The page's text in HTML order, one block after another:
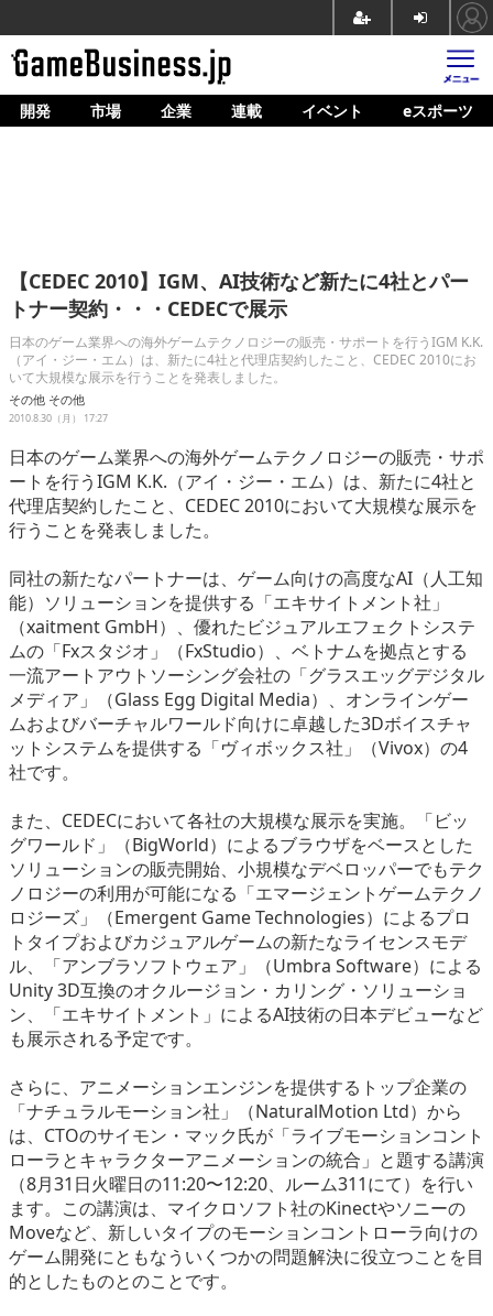
ホーム
企業動向
人材育成
産業政策
連載
イベント/セミナー
eスポーツ
開発 市場 企業 連載 イベント eスポーツ
【CEDEC 2010】IGM、AI技術など新たに4社とパー
トナー契約・・・CEDECで展示
日本のゲーム業界への海外ゲームテクノロジーの販売・サポートを行うIGM K.K.
（アイ・ジー・エム）は、新たに4社と代理店契約したこと、CEDEC 2010にお
いて大規模な展示を行うことを発表しました。
その他 その他
2010.8.30（月） 17:27
日本のゲーム業界への海外ゲームテクノロジーの販売・サポ
ートを行うIGM K.K.（アイ・ジー・エム）は、新たに4社と
代理店契約したこと、CEDEC 2010において大規模な展示を
行うことを発表しました。
同社の新たなパートナーは、ゲーム向けの高度なAI（人工知
能）ソリューションを提供する「エキサイトメント社」
（xaitment GmbH）、優れたビジュアルエフェクトシステ
ムの「Fxスタジオ」（FxStudio）、ベトナムを拠点とする
一流アートアウトソーシング会社の「グラスエッグデジタル
メディア」（Glass Egg Digital Media）、オンラインゲー
ムおよびバーチャルワールド向けに卓越した3Dボイスチャ
ットシステムを提供する「ヴィボックス社」（Vivox）の4
社です。
また、CEDECにおいて各社の大規模な展示を実施。「ビッ
グワールド」（BigWorld）によるブラウザをベースとした
ソリューションの販売開始、小規模なデベロッパーでもテク
ノロジーの利用が可能になる「エマージェントゲームテクノ
ロジーズ」（Emergent Game Technologies）によるプロ
トタイプおよびカジュアルゲームの新たなライセンスモデ
ル、「アンブラソフトウェア」（Umbra Software）による
Unity 3D互換のオクルージョン・カリング・ソリューショ
ン、「エキサイトメント」によるAI技術の日本デビューなど
も展示される予定です。
さらに、アニメーションエンジンを提供するトップ企業の
「ナチュラルモーション社」（NaturalMotion Ltd）から
は、CTOのサイモン・マック氏が「ライブモーションコント
ローラとキャラクターアニメーションの統合」と題する講演
（8月31日火曜日の11:20〜12:20、ルーム311にて）を行い
ます。この講演は、マイクロソフト社のKinectやソニーの
Moveなど、新しいタイプのモーションコントローラ向けの
ゲーム開発にともなういくつかの問題解決に役立つことを目
的としたものとのことです。